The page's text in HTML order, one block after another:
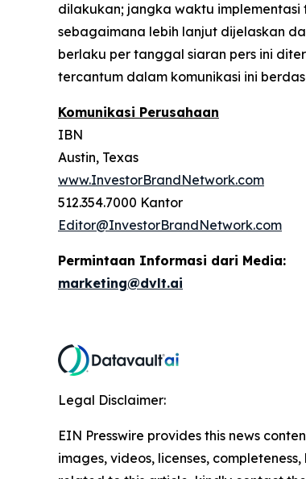
dilakukan; jangka waktu
sebagaimana lebih lanjut dijelaskan
berlaku per tanggal siaran pers ini
tercantum dalam komunikasi ini
Komunikasi Perusahaan
IBN
Austin, Texas
www.InvestorBrandNetwork.com
512.354.7000 Kantor
Editor@InvestorBrandNetwork.com
Permintaan Informasi dari Media:
marketing@dvlt.ai
Legal Disclaimer:
EIN Presswire provides this news
images, videos, licenses,